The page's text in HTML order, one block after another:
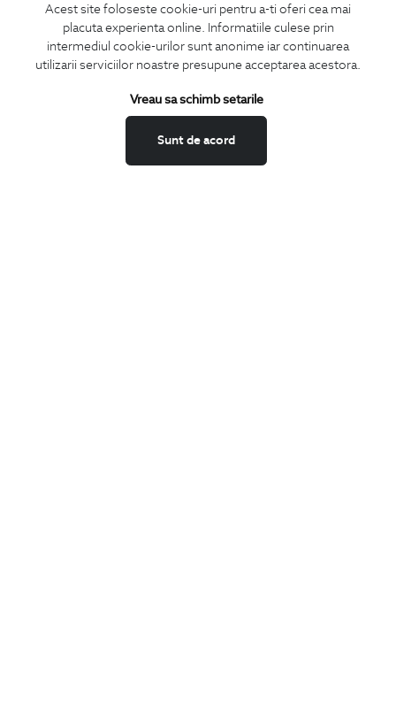
Acest site foloseste cookie-uri pentru a-ti oferi cea mai
placuta experienta online. Informatiile culese prin
intermediul cookie-urilor sunt anonime iar continuarea
utilizarii serviciilor noastre presupune acceptarea acestora.
Sunt de acord
Vreau sa schimb setarile
CONCIERGE
Termeni si conditii
Schimburi si retur
ANPC